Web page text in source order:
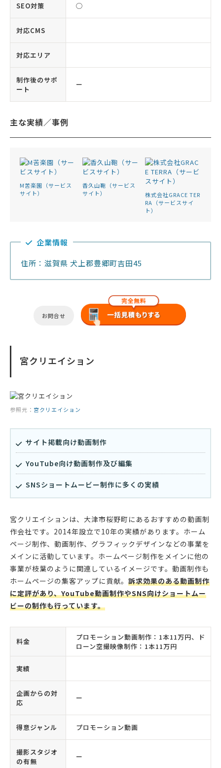
SEO対策 ◯
対応CMS
対応エリア
制作後のサポ
ート
ー
主な実績／事例
M苦楽園（サービス
サイト）
香久山鞄（サービス
サイト）
株式会社GRACE TER
RA（サービスサイ
ト）
企業情報
住所：滋賀県 犬上郡豊郷町吉田45
お問合せ
宮クリエイション
参照元： 宮クリエイション
サイト掲載向け動画制作
YouTube向け動画制作及び編集
SNSショートムービー制作に多くの実績
宮クリエイションは、大津市桜野町にあるおすすめの動画制
作会社です。2014年設立で10年の実績があります。ホーム
ページ制作、動画制作、グラフィックデザインなどの事業を
メインに活動しています。ホームページ制作をメインに他の
事業が枝葉のように関連しているイメージです。動画制作も
ホームページの集客アップに貢献。 訴求効果のある動画制作
に定評があり、YouTube動画制作やSNS向けショートムー
ビーの制作も行っています。
料金
プロモーション動画制作：1本11万円、ド
ローン空撮映像制作：1本11万円
実績
企画からの対
応
ー
得意ジャンル プロモーション動画
撮影スタジオ
の有無
ー